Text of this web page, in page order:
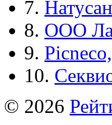
7.
8. ООО
9.
10.
© 2026